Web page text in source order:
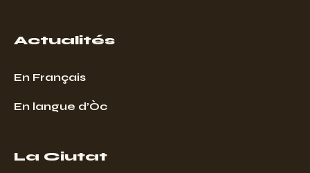
Actualités
En Français
En langue d’Òc
La Ciutat